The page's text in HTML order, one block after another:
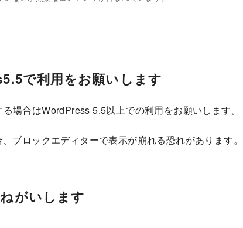
で利用をお願いします
場合はWordPress 5.5以上での利用をお願いします。
ブロックエディターで表示が崩れる恐れがあります。
がいします